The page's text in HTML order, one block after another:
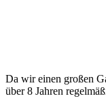
Da wir einen großen
über 8 Jahren